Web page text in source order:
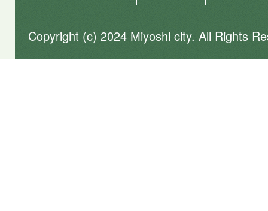
Copyright (c) 2024 Miyoshi city. All Rights